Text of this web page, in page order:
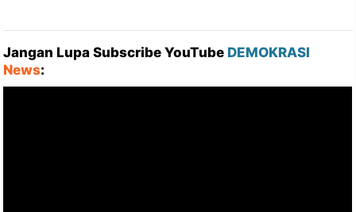
Jangan Lupa Subscribe YouTube DEMOKRASI
News: